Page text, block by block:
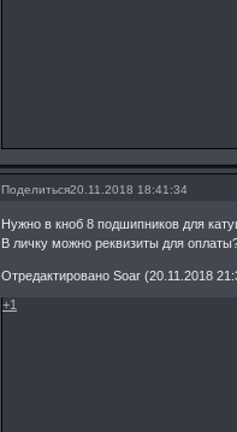
Поделиться20.11.2018 18:41:34
Нужно в кноб 8 подшипников для
В личку можно реквизиты для
Отредактировано Soar (20.11.2018
+1